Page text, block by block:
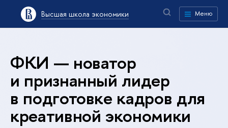
Высшая школа экономики Меню
ФКИ — новатор
и признанный лидер
в подготовке кадров для
креативной экономики